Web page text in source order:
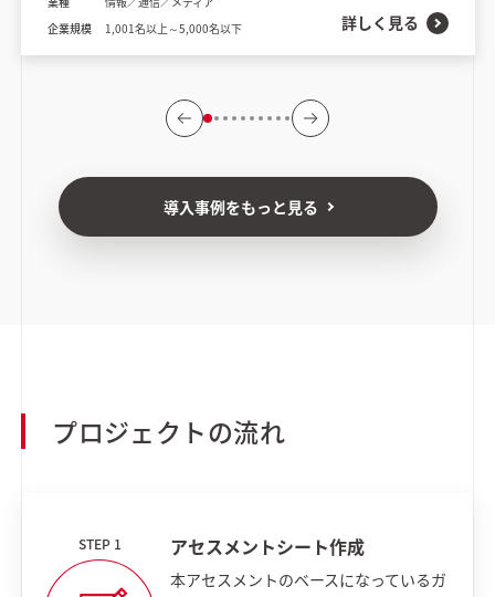
企業規模
1,001名以上～5,000名以下 詳しく見る
導入事例をもっと見る
プロジェクトの流れ
アセスメントシート作成
本アセスメントのベースになっているガ